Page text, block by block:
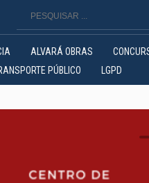
ALVARÁ OBRAS
PÚBLICO LGPD